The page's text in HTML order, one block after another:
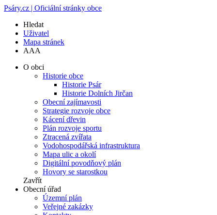
Psáry.cz | Oficiální stránky obce
Hledat
Uživatel
Mapa stránek
AAA
O obci
Historie obce
Historie Psár
Historie Dolních Jirčan
Obecní zajímavosti
Strategie rozvoje obce
Kácení dřevin
Plán rozvoje sportu
Ztracená zvířata
Vodohospodářská infrastruktura
Mapa ulic a okolí
Digitální povodňový plán
Hovory se starostkou
Zavřít
Obecní úřad
Územní plán
Veřejné zakázky